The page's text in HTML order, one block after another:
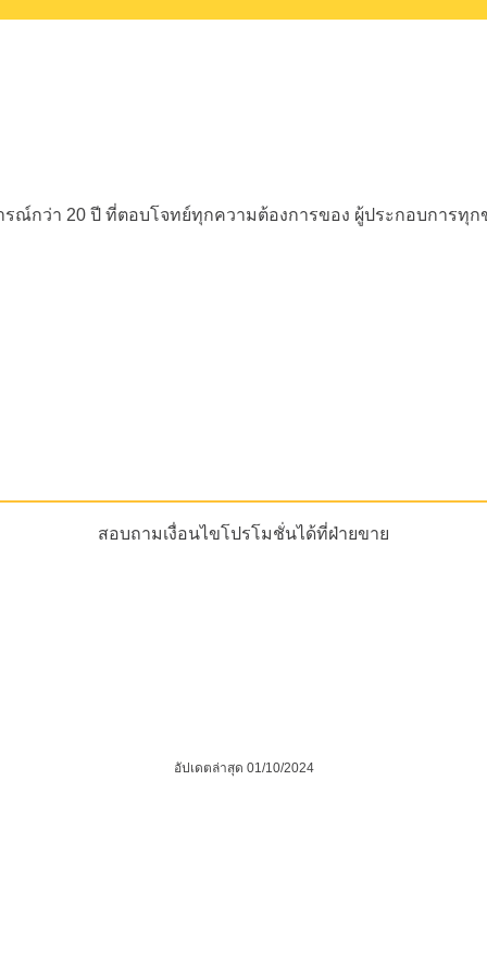
รณ์กว่า 20 ปี ที่ตอบโจทย์ทุกความต้องการของ ผู้ประกอบการทุก
สอบถามเงื่อนไขโปรโมชั่นได้ที่ฝ่ายขาย
อัปเดตล่าสุด 01/10/2024